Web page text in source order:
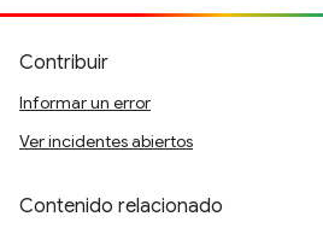
Contribuir
Informar un error
Ver incidentes abiertos
Contenido relacionado